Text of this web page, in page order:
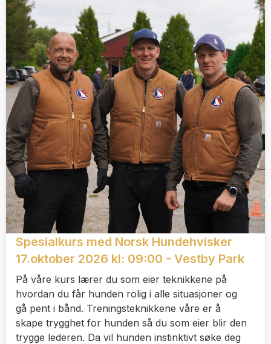
Spesialkurs med Norsk Hundehvisker
17.oktober 2026 kl: 09:00 - Vestby Park
På våre kurs lærer du som eier teknikkene på
hvordan du får hunden rolig i alle situasjoner og
gå pent i bånd. Treningsteknikkene våre er å
skape trygghet for hunden så du som eier blir den
trygge lederen. Da vil hunden instinktivt søke deg